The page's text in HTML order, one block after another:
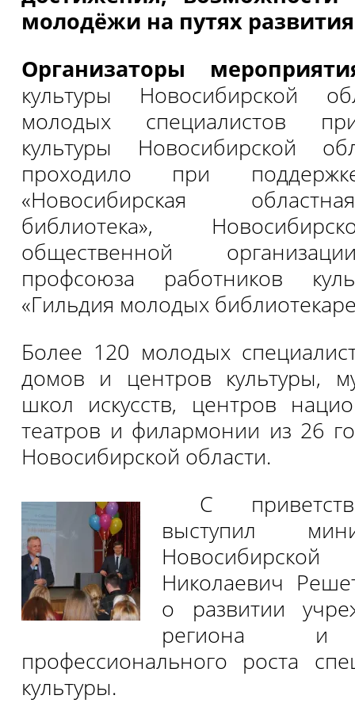
молодёжи на путях
Организаторы
культуры Новосибирской
молодых специалистов
культуры Новосибирской
проходило при
«Новосибирская
библиотека»,
общественной
профсоюза работников
«Гильдия молодых
Более 120 молодых
домов и центров культуры,
школ искусств, центров
театров и филармонии из 26
Новосибирской области.
С
выступил
Николаевич
о развитии
региона и
профессионального роста
культуры.